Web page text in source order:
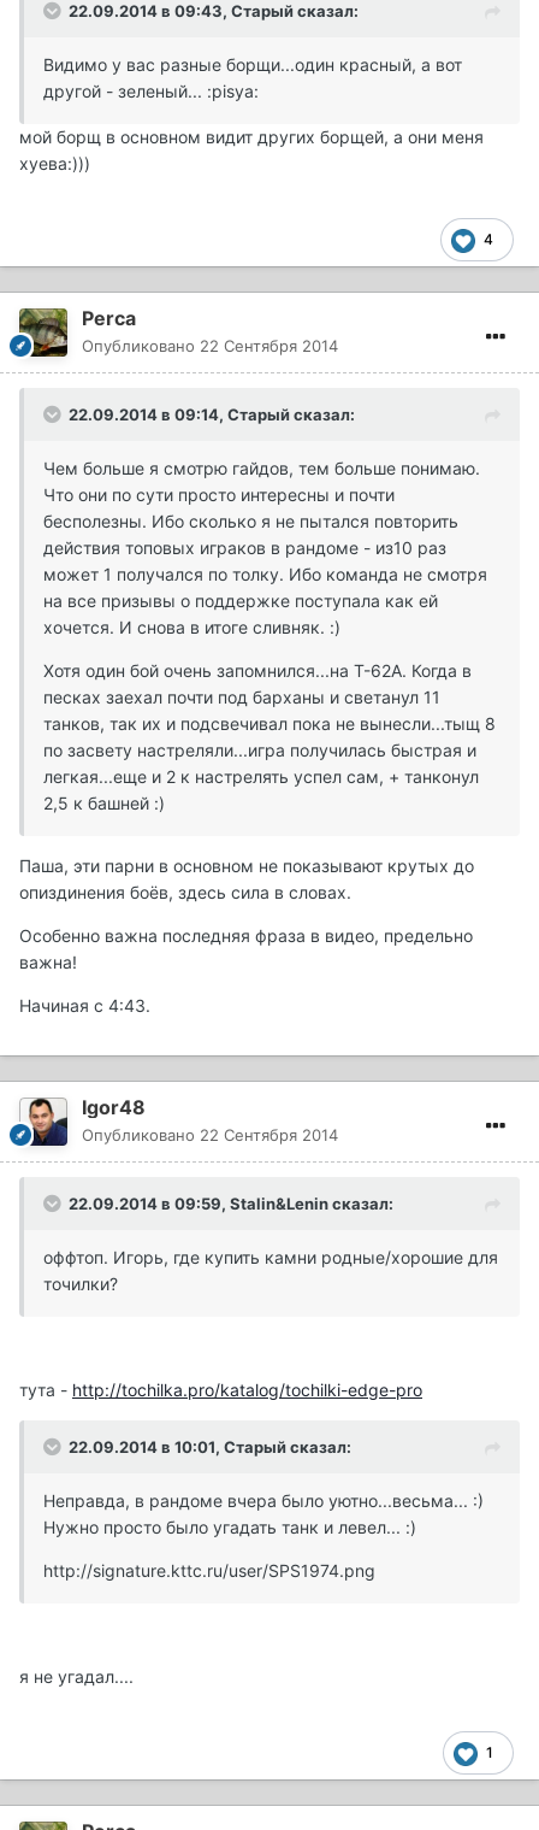
22.09.2014 в 09:43, Старый сказал:
Видимо у вас разные борщи...один красный, а вот
другой - зеленый... :pisya:
мой борщ в основном видит других борщей, а они меня
хуева:)))
4
Perca
Опубликовано 22 Сентября 2014
22.09.2014 в 09:14, Старый сказал:
Чем больше я смотрю гайдов, тем больше понимаю.
Что они по сути просто интересны и почти
бесполезны. Ибо сколько я не пытался повторить
действия топовых играков в рандоме - из10 раз
может 1 получался по толку. Ибо команда не смотря
на все призывы о поддержке поступала как ей
хочется. И снова в итоге сливняк. :)
Хотя один бой очень запомнился...на Т-62А. Когда в
песках заехал почти под барханы и светанул 11
танков, так их и подсвечивал пока не вынесли...тыщ 8
по засвету настреляли...игра получилась быстрая и
легкая...еще и 2 к настрелять успел сам, + танконул
2,5 к башней :)
Паша, эти парни в основном не показывают крутых до
опиздинения боёв, здесь сила в словах.
Особенно важна последняя фраза в видео, предельно
важна!
Начиная с 4:43.
Igor48
Опубликовано 22 Сентября 2014
22.09.2014 в 09:59, Stalin&Lenin сказал:
оффтоп. Игорь, где купить камни родные/хорошие для
точилки?
тута - http://tochilka.pro/katalog/tochilki-edge-pro
22.09.2014 в 10:01, Старый сказал:
Неправда, в рандоме вчера было уютно...весьма... :)
Нужно просто было угадать танк и левел... :)
http://signature.kttc.ru/user/SPS1974.png
я не угадал....
1